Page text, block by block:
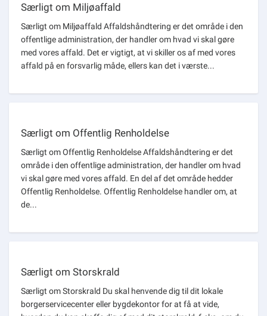
Særligt om Miljøaffald
Særligt om Miljøaffald Affaldshåndtering er det område i den
offentlige administration, der handler om hvad vi skal gøre
med vores affald. Det er vigtigt, at vi skiller os af med vores
affald på en forsvarlig måde, ellers kan det i værste...
Særligt om Offentlig Renholdelse
Særligt om Offentlig Renholdelse Affaldshåndtering er det
område i den offentlige administration, der handler om hvad
vi skal gøre med vores affald. En del af det område hedder
Offentlig Renholdelse. Offentlig Renholdelse handler om, at
de...
Særligt om Storskrald
Særligt om Storskrald Du skal henvende dig til dit lokale
borgerservicecenter eller bygdekontor for at få at vide,